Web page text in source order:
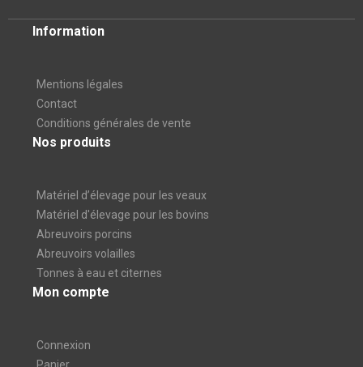
Information
Mentions légales
Contact
Conditions générales de vente
Nos produits
Matériel d’élevage pour les veaux
Matériel d'élevage pour les bovins
Abreuvoirs porcins
Abreuvoirs volailles
Tonnes à eau et citernes
Mon compte
Connexion